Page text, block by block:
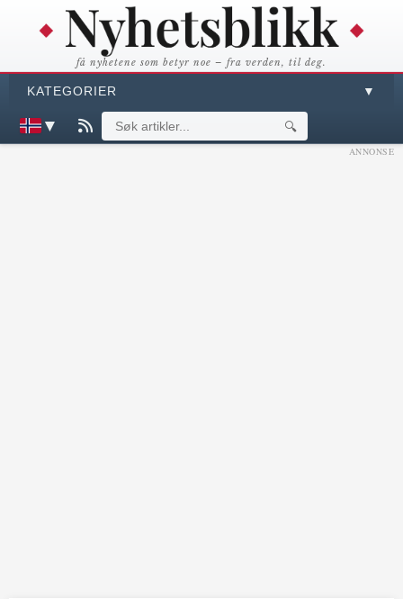
få nyhetene som betyr noe – fra verden, til deg.
KATEGORIER ▼
▼ 🔍
ANNONSE